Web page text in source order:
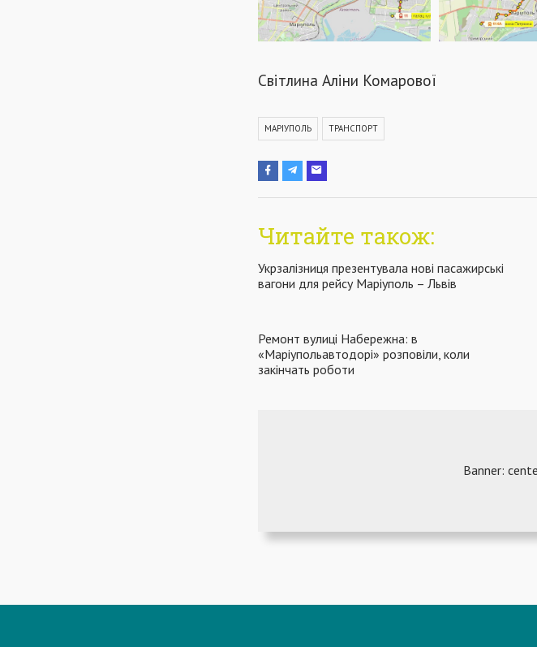
Світлина Аліни Комарової
МАРІУПОЛЬ ТРАНСПОРТ
Читайте також:
Укрзалізниця презентувала нові пасажирські
вагони для рейсу Маріуполь – Львів
Ремонт вулиці Набережна: в
«Маріупольавтодорі» розповіли, коли
закінчать роботи